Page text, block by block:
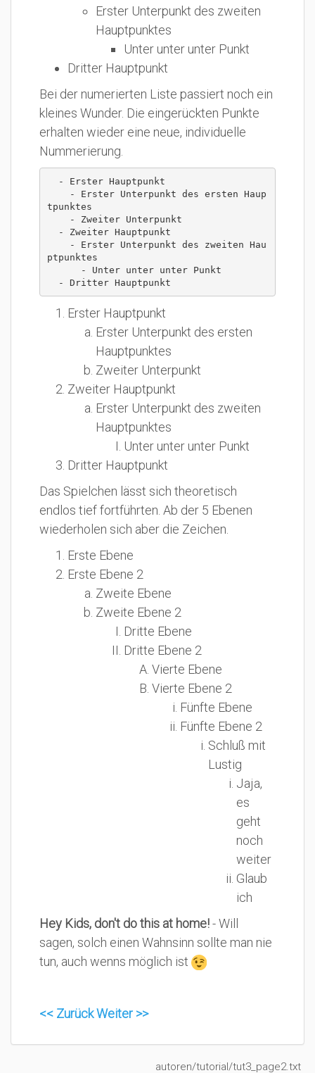
Erster Unterpunkt des zweiten
Hauptpunktes
Unter unter unter Punkt
Dritter Hauptpunkt
Bei der numerierten Liste passiert noch ein
kleines Wunder. Die eingerückten Punkte
erhalten wieder eine neue, individuelle
Nummerierung.
tpunktes
ptpunktes
  - Dritter Hauptpunkt
Erster Hauptpunkt
Erster Unterpunkt des ersten
Hauptpunktes
Zweiter Unterpunkt
Zweiter Hauptpunkt
Erster Unterpunkt des zweiten
Hauptpunktes
Unter unter unter Punkt
Dritter Hauptpunkt
Das Spielchen lässt sich theoretisch
endlos tief fortführten. Ab der 5 Ebenen
wiederholen sich aber die Zeichen.
Erste Ebene
Erste Ebene 2
Zweite Ebene
Zweite Ebene 2
Dritte Ebene
Dritte Ebene 2
Vierte Ebene
Vierte Ebene 2
Fünfte Ebene
Fünfte Ebene 2
Schluß mit
Lustig
Jaja,
es
geht
noch
weiter
Glaub
ich
Hey Kids, don't do this at home!- Will
sagen, solch einen Wahnsinn sollte man nie
tun, auch wenns möglich ist
<< ZurückWeiter >>
autoren/tutorial/tut3_page2.txt